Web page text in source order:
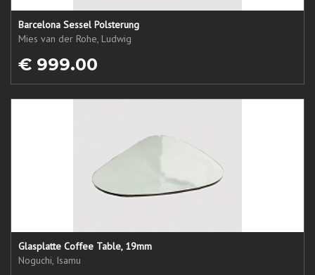
Barcelona Sessel Polsterung
Mies van der Rohe, Ludwig
€ 999.00
Glasplatte Coffee Table, 19mm
Noguchi, Isamu